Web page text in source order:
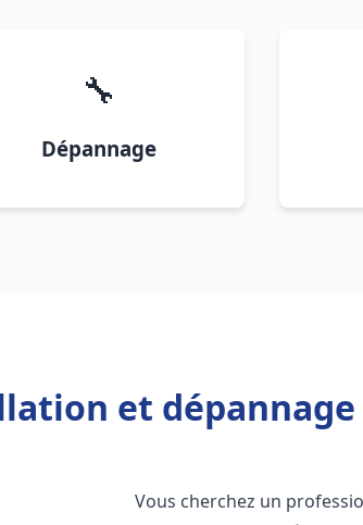
🔧
Dépannage
et
Vous cherchez un